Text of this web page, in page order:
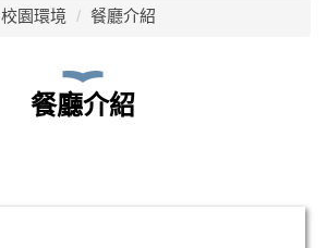
校園環境 餐廳介紹
餐廳介紹